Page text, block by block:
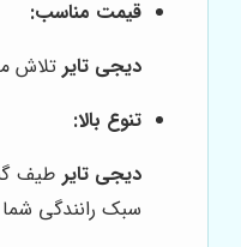
قیمت مناسب:
دیجی تایرتلاش
تنوع بالا:
دیجی تایر طیف
سبک رانندگی